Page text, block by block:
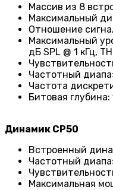
Массив из 8
Максимальный
Отношение
Максимальный
дБ SPL @ 1 кГц,
Частотный
Частота
Битовая глубина:
Динамик CP50
Встроенный
Частотный
Максимальная